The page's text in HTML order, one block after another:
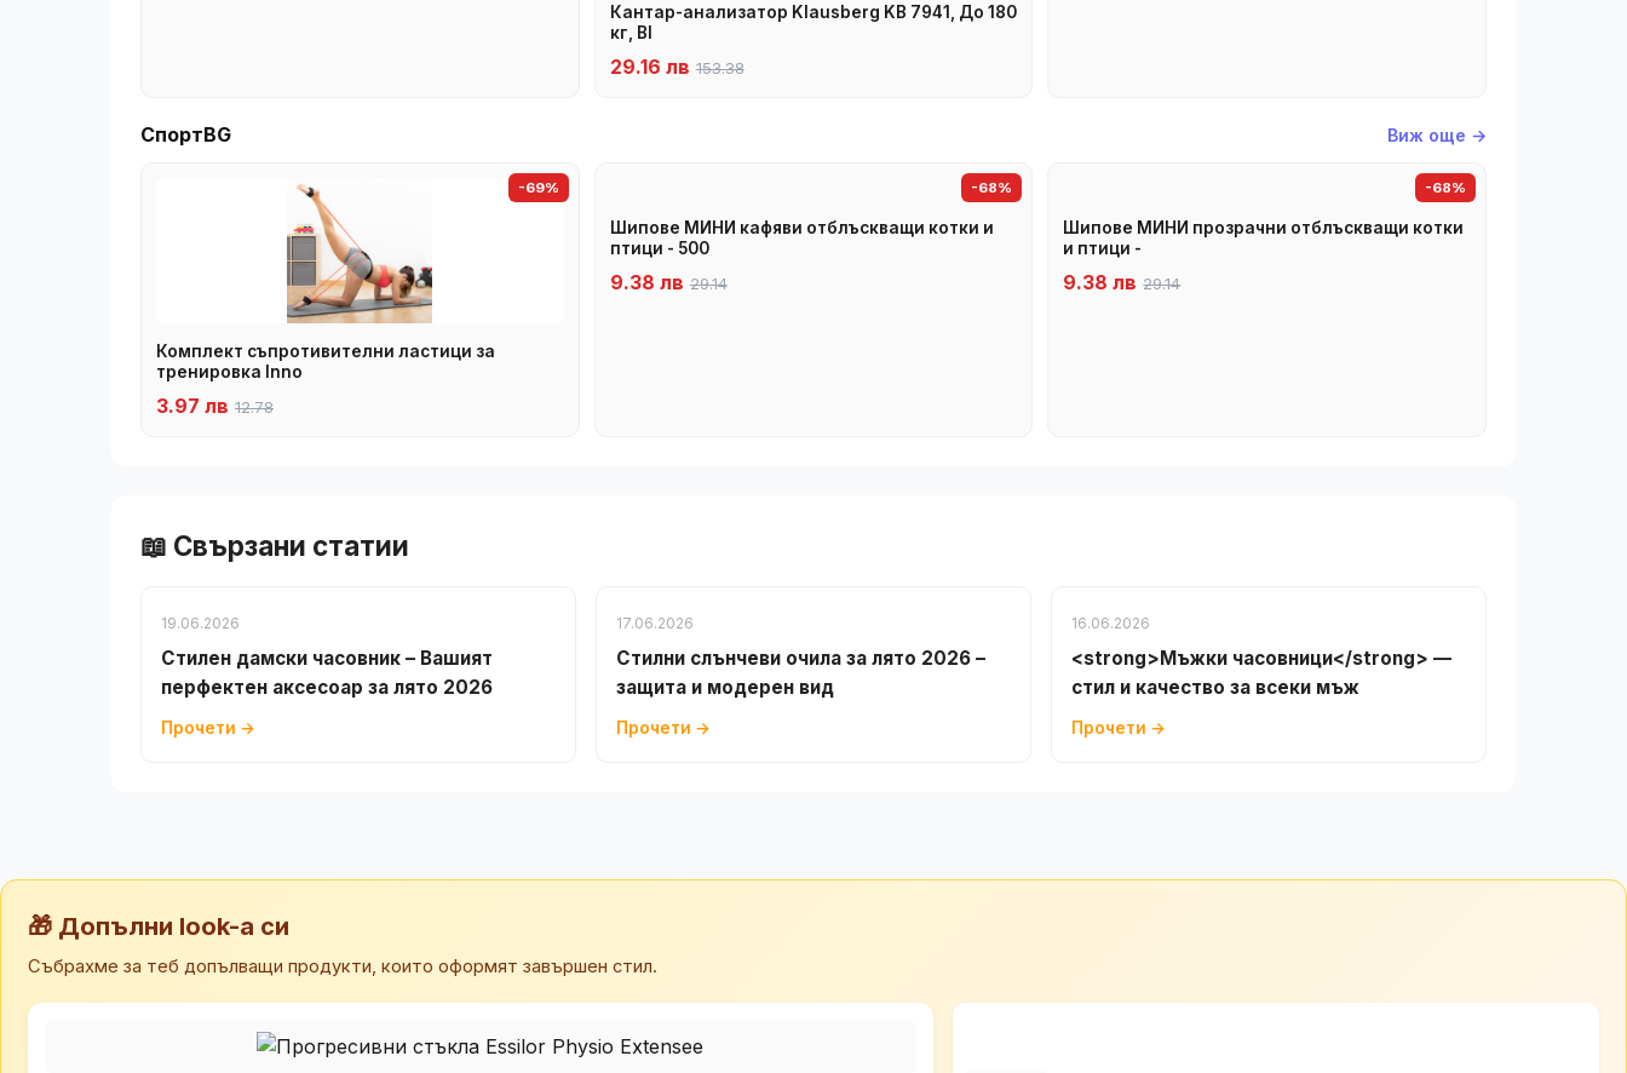
Кантар-анализатор Klausberg KB 7941, До 180
кг, BI
29.16 лв 153.38
СпортBG Виж още →
-69%
Комплект съпротивителни ластици за
тренировка Inno
3.97 лв 12.78
-68%
Шипове МИНИ кафяви отблъскващи котки и
птици - 500
9.38 лв 29.14
-68%
Шипове МИНИ прозрачни отблъскващи котки
и птици -
9.38 лв 29.14
📖 Свързани статии
19.06.2026
Стилен дамски часовник – Вашият
перфектен аксесоар за лято 2026
Прочети →
17.06.2026
Стилни слънчеви очила за лято 2026 –
защита и модерен вид
Прочети →
16.06.2026
<strong>Мъжки часовници</strong> —
стил и качество за всеки мъж
Прочети →
🎁 Допълни look-а си
Събрахме за теб допълващи продукти, които оформят завършен стил.